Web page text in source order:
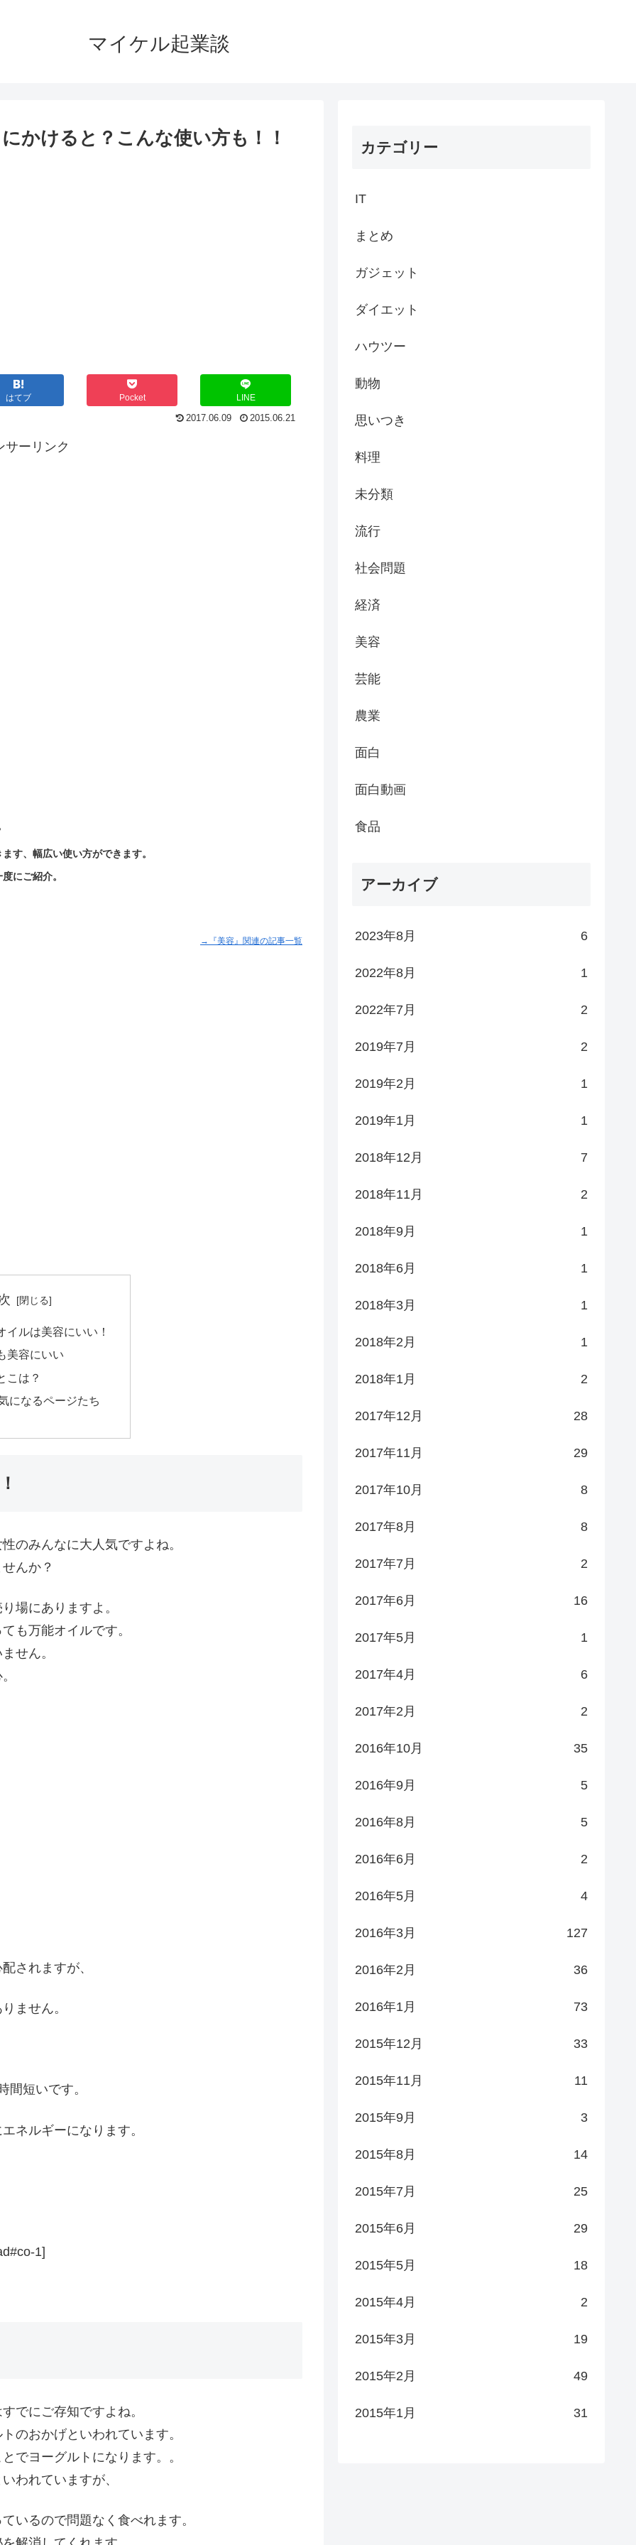
マイケル起業談
かけると？こんな使い方も！！
はてブ Pocket LINE
2017.06.09 2015.06.21
サーリンク
す、幅広い使い方ができます。
にご紹介。
→『美容』関連の記事一覧
イルは美容にいい！
美容にいい
こは？
になるページたち
のみんなに大人気ですよね。
んか？
場にありますよ。
も万能オイルです。
せん。
されますが、
ません。
間短いです。
ネルギーになります。
1]
でにご存知ですよね。
のおかげといわれています。
でヨーグルトになります。。
われていますが、
いるので問題なく食べれます。
カテゴリー
IT
まとめ
ガジェット
ダイエット
ハウツー
動物
思いつき
料理
未分類
流行
社会問題
経済
美容
芸能
農業
面白
面白動画
食品
アーカイブ
2023年8月 6
2022年8月 1
2022年7月 2
2019年7月 2
2019年2月 1
2019年1月 1
2018年12月 7
2018年11月 2
2018年9月 1
2018年6月 1
2018年3月 1
2018年2月 1
2018年1月 2
2017年12月 28
2017年11月 29
2017年10月 8
2017年8月 8
2017年7月 2
2017年6月 16
2017年5月 1
2017年4月 6
2017年2月 2
2016年10月 35
2016年9月 5
2016年8月 5
2016年6月 2
2016年5月 4
2016年3月 127
2016年2月 36
2016年1月 73
2015年12月 33
2015年11月 11
2015年9月 3
2015年8月 14
2015年7月 25
2015年6月 29
2015年5月 18
2015年4月 2
2015年3月 19
2015年2月 49
2015年1月 31